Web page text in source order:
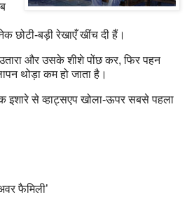
छोटी-बड़ी रेखाएँ खींच दी हैं।
और उसके शीशे पोंछ कर, फिर पहन
थोड़ा कम हो जाता है।
इशारे से व्हाट्सएप खोला-ऊपर सबसे पहला
फैमिली’